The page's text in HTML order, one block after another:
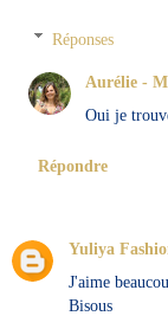
Réponses
Aurélie -
Oui je
Répondre
Yuliya
J'aime
Bisous